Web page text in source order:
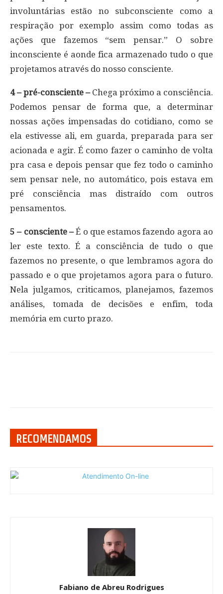
involuntárias estão no subconsciente como a
respiração por exemplo assim como todas as
ações que fazemos “sem pensar.” O sobre
inconsciente é aonde fica armazenado tudo o que
projetamos através do nosso consciente.
4 – pré-consciente –Chega próximo a consciência.
Podemos pensar de forma que, a determinar
nossas ações impensadas do cotidiano, como se
ela estivesse ali, em guarda, preparada para ser
acionada e agir. É como fazer o caminho de volta
pra casa e depois pensar que fez todo o caminho
sem pensar nele, no automático, pois estava em
pré consciência mas distraído com outros
pensamentos.
5 – consciente –É o que estamos fazendo agora ao
ler este texto. É a consciência de tudo o que
fazemos no presente, o que lembramos agora do
passado e o que projetamos agora para o futuro.
Nela julgamos, criticamos, planejamos, fazemos
análises, tomada de decisões e enfim, toda
memória em curto prazo.
RECOMENDAMOS
Fabiano de Abreu Rodrigues